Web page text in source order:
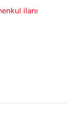
ilanı